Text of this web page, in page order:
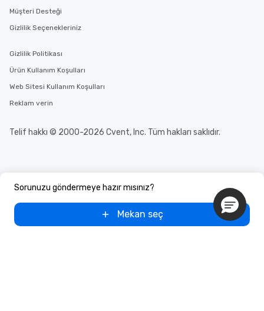
Sorunuzu göndermeye hazır mısınız?
Mekan seç
Müşteri Desteği
Gizlilik Seçenekleriniz
Gizlilik Politikası
Ürün Kullanım Koşulları
Web Sitesi Kullanım Koşulları
Reklam verin
Telif hakkı © 2000-2026 Cvent, Inc. Tüm hakları saklıdır.